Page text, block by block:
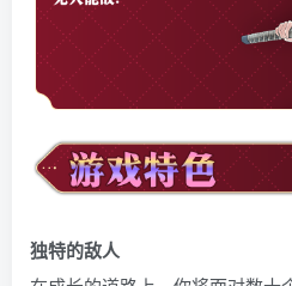
独特的敌人